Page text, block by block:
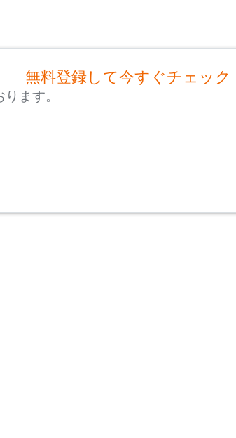
無料登録して今すぐチェック
ます。